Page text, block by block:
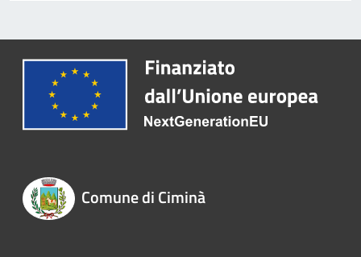
Comune di Ciminà